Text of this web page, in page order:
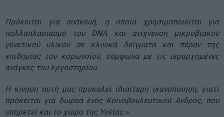
Πρόκειται για συσκευή, η οποία χρησιμοποιείται για
πολλαπλασιασμό του DNA και ανίχνευση μικροβιακού
γενετικού υλικού σε κλινικά δείγματα και πέραν της
επιδημίας του κορωνοϊού, σύμφωνα με τις ιεραρχημένες
ανάγκες του Εργαστηρίου.
Η κίνηση αυτή μας προκαλεί ιδιαίτερη ικανοποίηση, γιατί
πρόκειται για δωρεά ενός Κοινοβουλευτικού Ανδρος, που
υπηρετεί και το χώρο της Υγείας.»